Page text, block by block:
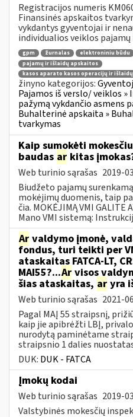
Registracijos numeris
Finansinės apskaitos
vykdantys gyventojai ir
individualios veiklos pajamų
gpm žurnalas elektroniniu būdu
pajamų ir išlaidų apskaitos
kasos aparato kasos operacijų ir
žinyno kategorijos:
Pajamos iš verslo/ veiklos »
pažymą vykdančio asmens
Buhalterinė apskaita »
tvarkymas
Kaip sumokėti
baudas ar kitas
Web turinio sąrašas 2019-
Biudžeto pajamų
mokėjimų duomenis, taip
čia. MOKĖJIMĄ VMI GALITE
Mano VMI sistemą:
Ar valdymo įmonė,
fondus, turi teikti per
ataskaitas FATCA-LT,
MAI55?...Ar visos
šias ataskaitas, ar yra
Web turinio sąrašas 2021-
Pagal MAĮ 55 straipsnį,
kaip jie apibrėžti LBĮ,
nurodytą paminėtame
straipsnio 1 dalies
DUK: DUK - FATCA
Įmokų kodai
Web turinio sąrašas 2019-
Valstybinės mokesčių